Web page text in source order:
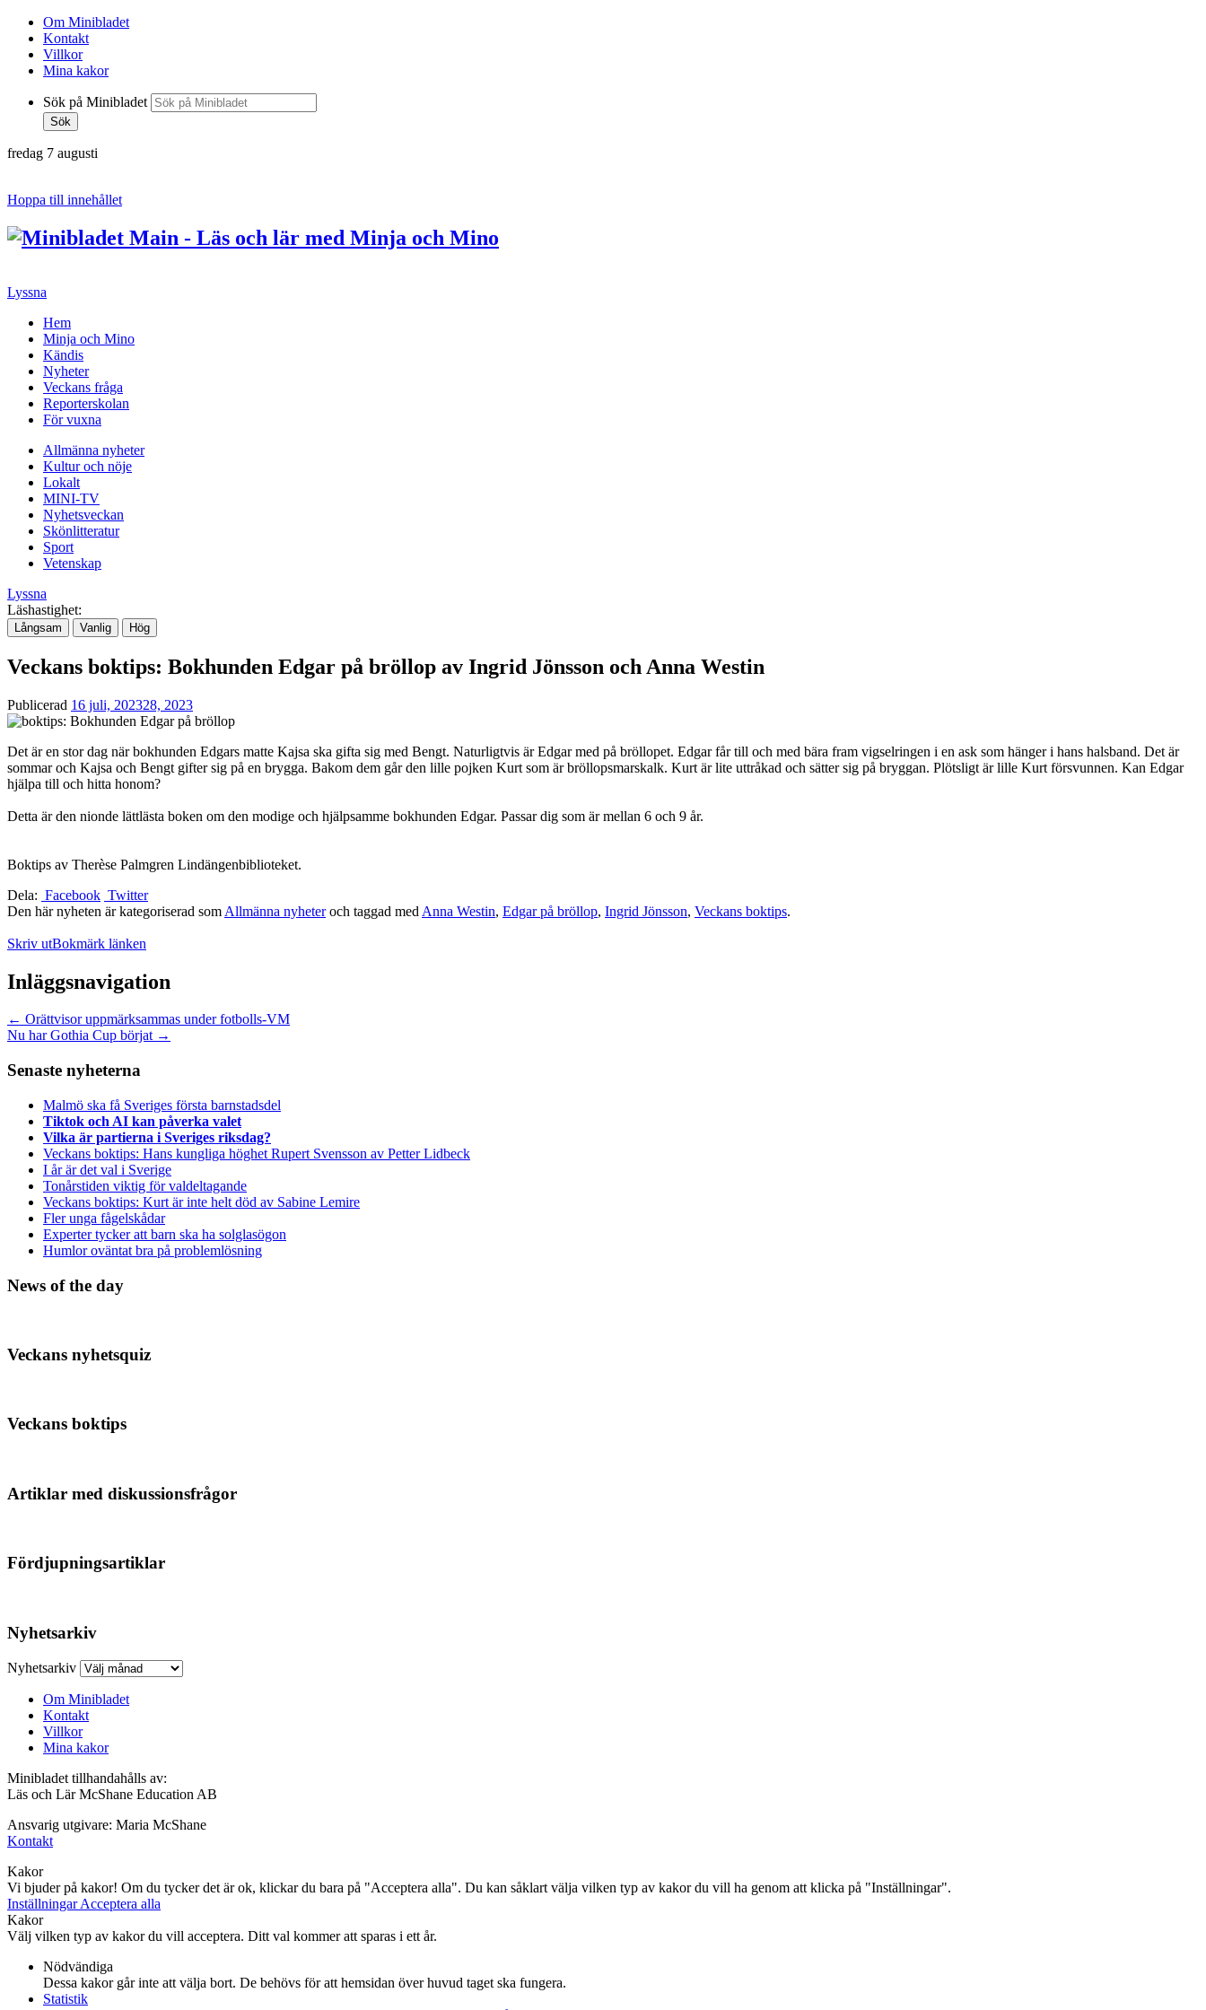
Om Minibladet
Kontakt
Villkor
Mina kakor
Sök på Minibladet
Sök
fredag 7 augusti
Hoppa till innehållet
Lyssna
Hem
Minja och Mino
Kändis
Nyheter
Veckans fråga
Reporterskolan
För vuxna
Allmänna nyheter
Kultur och nöje
Lokalt
MINI-TV
Nyhetsveckan
Skönlitteratur
Sport
Vetenskap
Lyssna
Läshastighet:
Långsam Vanlig Hög
Veckans boktips: Bokhunden Edgar på bröllop av Ingrid Jönsson och Anna Westin
Publicerad 16 juli, 202328, 2023
Det är en stor dag när bokhunden Edgars matte Kajsa ska gifta sig med Bengt. Naturligtvis är Edgar med på bröllopet. Edgar får till och med bära fram vigselringen i en ask som hänger i hans halsband. Det är
sommar och Kajsa och Bengt gifter sig på en brygga. Bakom dem går den lille pojken Kurt som är bröllopsmarskalk. Kurt är lite uttråkad och sätter sig på bryggan. Plötsligt är lille Kurt försvunnen. Kan Edgar
hjälpa till och hitta honom?
Detta är den nionde lättlästa boken om den modige och hjälpsamme bokhunden Edgar. Passar dig som är mellan 6 och 9 år.
Boktips av Therèse Palmgren Lindängenbiblioteket.
Dela: Facebook Twitter
Den här nyheten är kategoriserad som Allmänna nyheteroch taggad med Anna Westin, Edgar på bröllop, Ingrid Jönsson, Veckans boktips.
Skriv utBokmärk länken
Inläggsnavigation
← Orättvisor uppmärksammas under fotbolls-VM
Nu har Gothia Cup börjat →
Senaste nyheterna
Malmö ska få Sveriges första barnstadsdel
Tiktok och AI kan påverka valet
Vilka är partierna i Sveriges riksdag?
Veckans boktips: Hans kungliga höghet Rupert Svensson av Petter Lidbeck
I år är det val i Sverige
Tonårstiden viktig för valdeltagande
Veckans boktips: Kurt är inte helt död av Sabine Lemire
Fler unga fågelskådar
Experter tycker att barn ska ha solglasögon
Humlor oväntat bra på problemlösning
News of the day
Veckans nyhetsquiz
Veckans boktips
Artiklar med diskussionsfrågor
Fördjupningsartiklar
Nyhetsarkiv
Nyhetsarkiv
Om Minibladet
Kontakt
Villkor
Mina kakor
Minibladet tillhandahålls av:
Läs och Lär McShane Education AB
Ansvarig utgivare: Maria McShane
Kontakt
Kakor
Vi bjuder på kakor! Om du tycker det är ok, klickar du bara på "Acceptera alla". Du kan såklart välja vilken typ av kakor du vill ha genom att klicka på "Inställningar".
InställningarAcceptera alla
Kakor
Välj vilken typ av kakor du vill acceptera. Ditt val kommer att sparas i ett år.
Nödvändiga
Dessa kakor går inte att välja bort. De behövs för att hemsidan över huvud taget ska fungera.
Statistik